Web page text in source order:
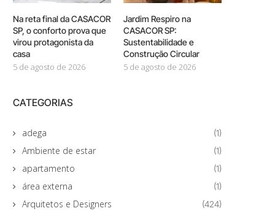
Na reta final da CASACOR
SP, o conforto prova que
virou protagonista da
casa
5 de agosto de 2026
Jardim Respiro na
CASACOR SP:
Sustentabilidade e
Construção Circular
5 de agosto de 2026
CATEGORIAS
adega (1)
Ambiente de estar (1)
apartamento (1)
área externa (1)
Arquitetos e Designers (424)